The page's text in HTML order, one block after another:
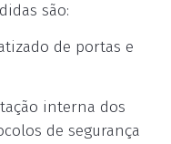
são:
de portas e
interna dos
de segurança